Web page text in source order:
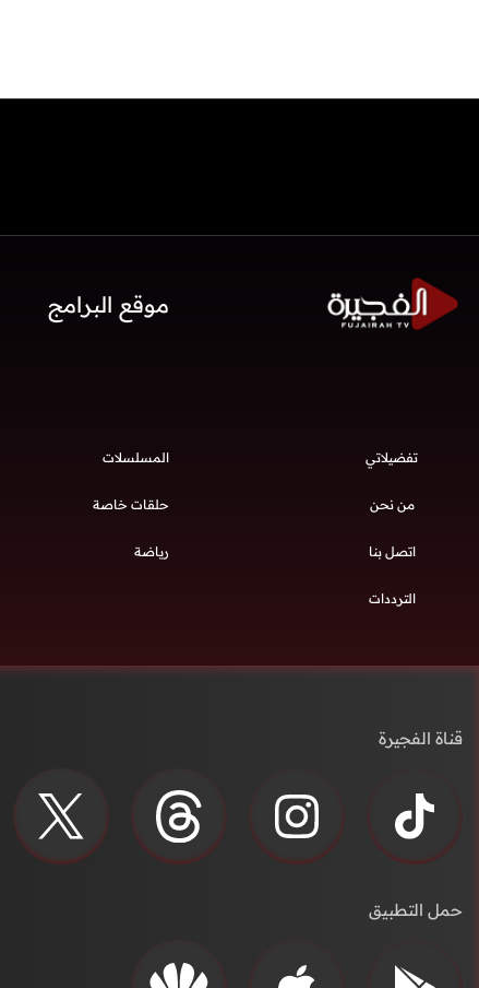
موقع البرامج
تفضيلاتي
من نحن
اتصل بنا
الترددات
المسلسلات
حلقات خاصة
رياضة
قناة الفجيرة
حمل التطبيق